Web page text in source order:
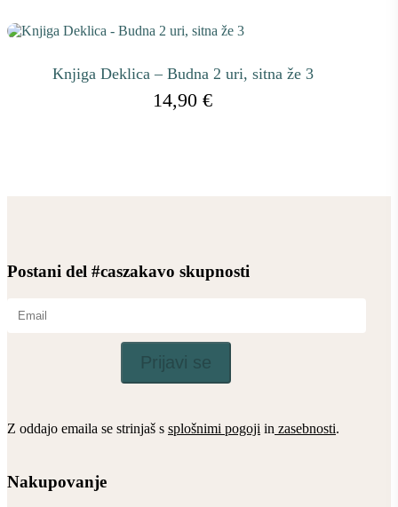
Knjiga Deklica – Budna 2 uri, sitna že 3
14,90€
Postani del #caszakavo skupnosti
Prijavi se
Z oddajo emaila se strinjaš s splošnimi pogoji in zasebnosti.
Nakupovanje